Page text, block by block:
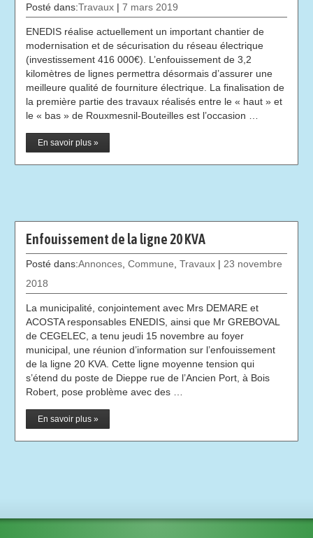
Posté dans:Travaux | 7 mars 2019
ENEDIS réalise actuellement un important chantier de
modernisation et de sécurisation du réseau électrique
(investissement 416 000€). L’enfouissement de 3,2
kilomètres de lignes permettra désormais d’assurer une
meilleure qualité de fourniture électrique. La finalisation de
la première partie des travaux réalisés entre le « haut » et
le « bas » de Rouxmesnil-Bouteilles est l’occasion …
En savoir plus »
Enfouissement de la ligne 20 KVA
Posté dans:Annonces ,Commune ,Travaux | 23 novembre
2018
La municipalité, conjointement avec Mrs DEMARE et
ACOSTA responsables ENEDIS, ainsi que Mr GREBOVAL
de CEGELEC, a tenu jeudi 15 novembre au foyer
municipal, une réunion d’information sur l’enfouissement
de la ligne 20 KVA. Cette ligne moyenne tension qui
s’étend du poste de Dieppe rue de l’Ancien Port, à Bois
Robert, pose problème avec des …
En savoir plus »